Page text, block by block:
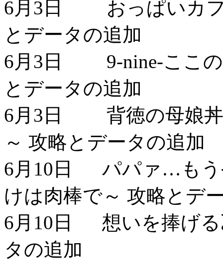
6月3日 おっぱいカフ
とデータの追加
6月3日 9-nine-ここの
とデータの追加
6月3日 背徳の母娘丼
～ 攻略とデータの追加
6月10日 パパァ…もう
けは肉棒で～ 攻略とデ
6月10日 想いを捧げる
タの追加